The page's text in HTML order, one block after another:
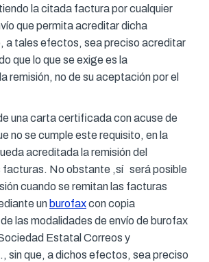
la citada factura por cualquier
que permita acreditar dicha
a tales efectos, sea preciso acreditar
que lo que se exige es la
remisión, no de su aceptación por el
una carta certificada con acuse de
no se cumple este requisito, en la
acreditada la remisión del
facturas. No obstante ,sí será posible
cuando se remitan las facturas
un burofaxcon copia
las modalidades de envío de burofax
Estatal Correos y
sin que, a dichos efectos, sea preciso